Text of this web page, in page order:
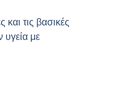
τις βασικές
με